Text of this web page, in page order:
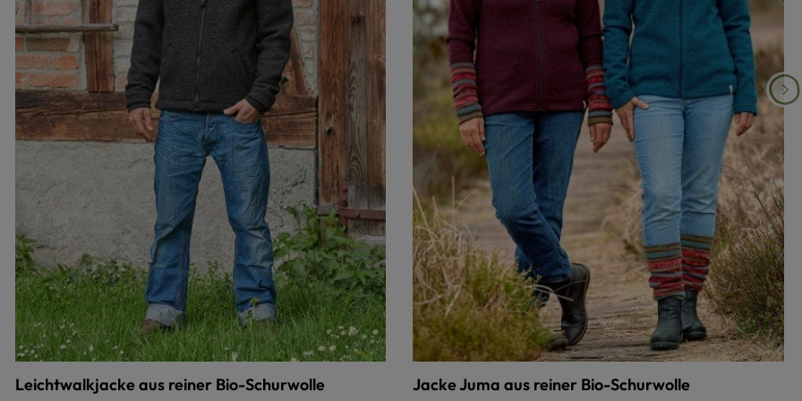
Leichtwalkjacke aus reiner Bio-Schurwolle Jacke Juma aus reiner Bio-Schurwolle